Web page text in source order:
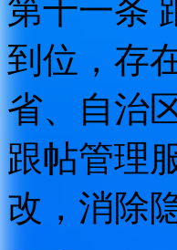
第十一条
到位，存
省、自治
跟帖管理
改，消除